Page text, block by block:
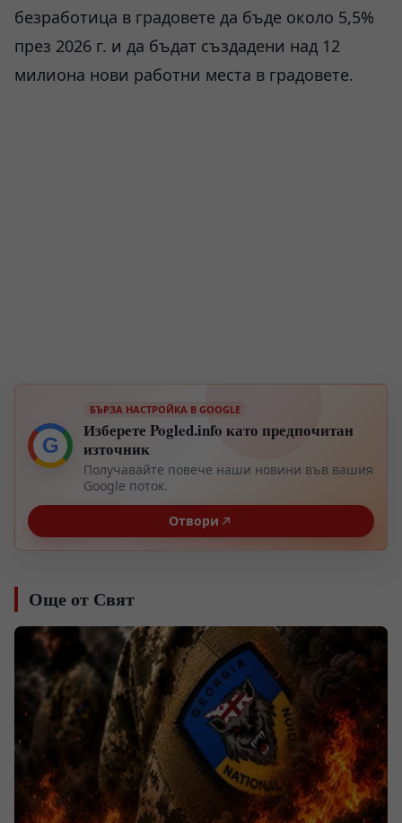
безработица в градовете да бъде около 5,5%
през 2026 г. и да бъдат създадени над 12
милиона нови работни места в градовете.
G
БЪРЗА НАСТРОЙКА В GOOGLE
Изберете Pogled.info като предпочитан
източник
Получавайте повече наши новини във вашия
Google поток.
Отвори
Още от Свят